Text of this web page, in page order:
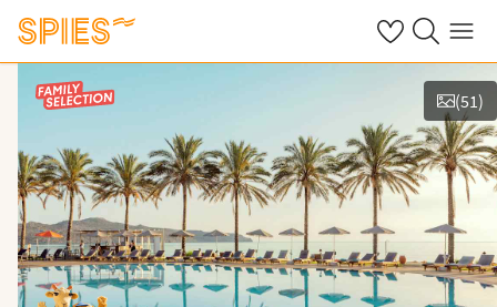
Se dine gemte
Søg påMenu
Vis film og billeder
(51)